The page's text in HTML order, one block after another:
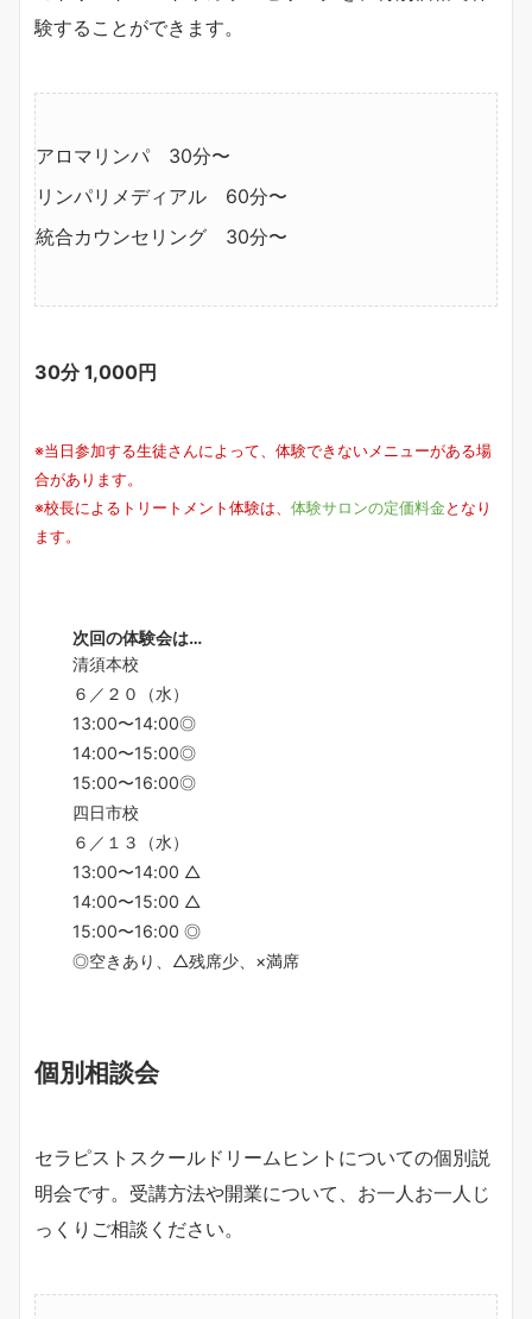
験することができます。
アロマリンパ 30分〜
リンパリメディアル 60分〜
統合カウンセリング 30分〜
30分 1,000円
※当日参加する生徒さんによって、体験できないメニューがある場
合があります。
※校長によるトリートメント体験は、 体験サロンの定価料金 となり
ます。
次回の体験会は…
清須本校
６／２０（水）
13:00〜14:00◎
14:00〜15:00◎
15:00〜16:00◎
四日市校
６／１３（水）
13:00〜14:00 △
14:00〜15:00 △
15:00〜16:00 ◎
◎空きあり、△残席少、×満席
個別相談会
セラピストスクールドリームヒントについての個別説
明会です。受講方法や開業について、お一人お一人じ
っくりご相談ください。